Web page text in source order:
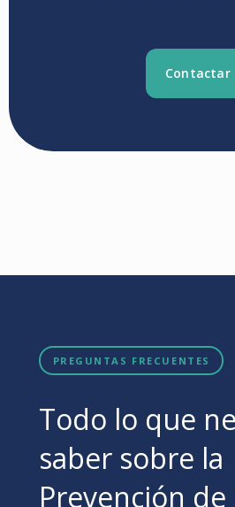
Contactar
PREGUNTAS FRECUENTES
Todo lo que
saber sobre la
Prevención de